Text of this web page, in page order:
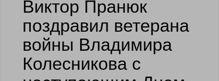
Виктор Пранюк
поздравил ветерана
войны Владимира
Колесникова с